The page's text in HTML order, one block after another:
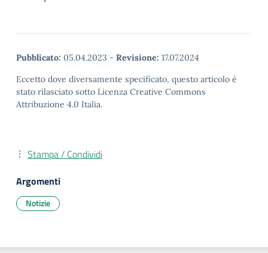
Pubblicato: 05.04.2023 - Revisione: 17.07.2024
Eccetto dove diversamente specificato, questo articolo è
stato rilasciato sotto Licenza Creative Commons
Attribuzione 4.0 Italia.
Stampa / Condividi
Argomenti
Notizie